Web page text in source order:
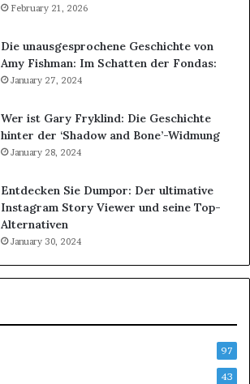
February 21, 2026
Die unausgesprochene Geschichte von
Amy Fishman: Im Schatten der Fondas:
January 27, 2024
Wer ist Gary Fryklind: Die Geschichte
hinter der ‘Shadow and Bone’-Widmung
January 28, 2024
Entdecken Sie Dumpor: Der ultimative
Instagram Story Viewer und seine Top-
Alternativen
January 30, 2024
97
43